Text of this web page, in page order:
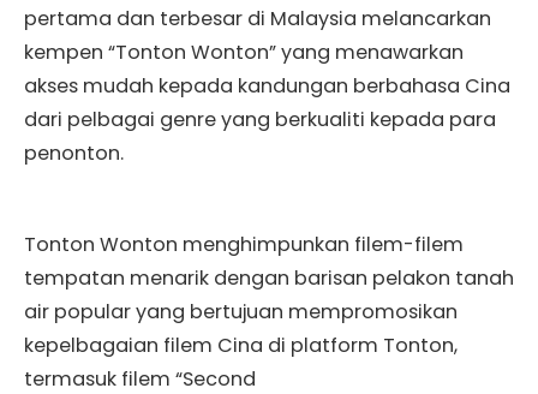
pertama dan terbesar di Malaysia melancarkan
kempen “Tonton Wonton” yang menawarkan
akses mudah kepada kandungan berbahasa Cina
dari pelbagai genre yang berkualiti kepada para
penonton.
Tonton Wonton menghimpunkan filem-filem
tempatan menarik dengan barisan pelakon tanah
air popular yang bertujuan mempromosikan
kepelbagaian filem Cina di platform Tonton,
termasuk filem “Second